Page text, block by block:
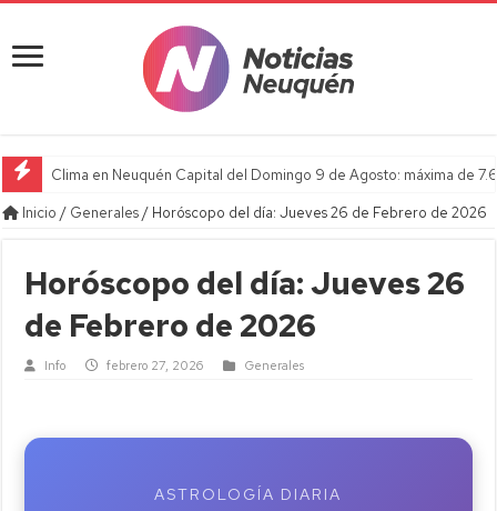
Clima en Neuquén Capital del Domingo 9 de Agosto: máxima de
Inicio / Generales/ Horóscopo del día: Jueves 26 de Febrero de 2026
Horóscopo del día: Jueves 26
de Febrero de 2026
Info febrero 27, 2026 Generales
ASTROLOGÍA DIARIA